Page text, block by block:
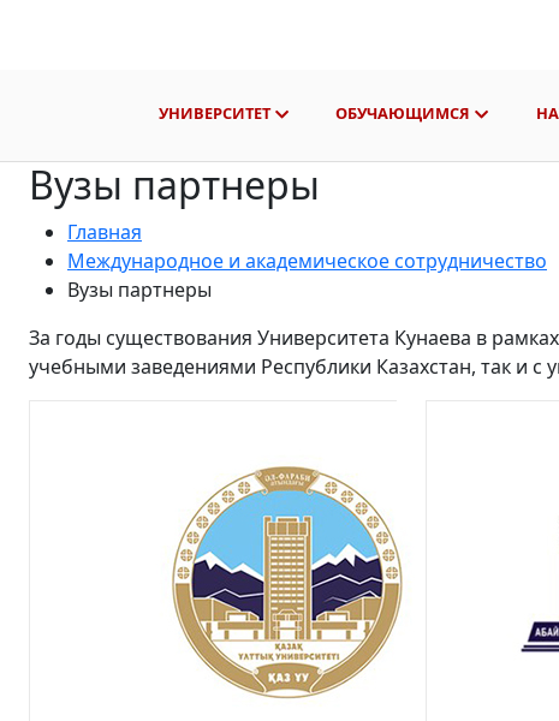
УНИВЕРСИТЕТ ОБУЧАЮЩИМСЯ
Вузы партнеры
Главная
Международное и академическое сотрудничество
Вузы партнеры
За годы существования Университета Кунаева в
учебными заведениями Республики Казахстан, так и с